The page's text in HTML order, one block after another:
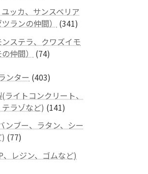
品
の
商
品
ユッカ、サンスベリア
ツランの仲間）
341341
の
ステラ、クワズイモ
仲間）
7474
の
品
ンター 403403
の
商
品
ライトコンクリート、
ラゾなど) 141141
の
品
ンブー、ラタン、シー
7777
の
、レジン、ゴムなど)